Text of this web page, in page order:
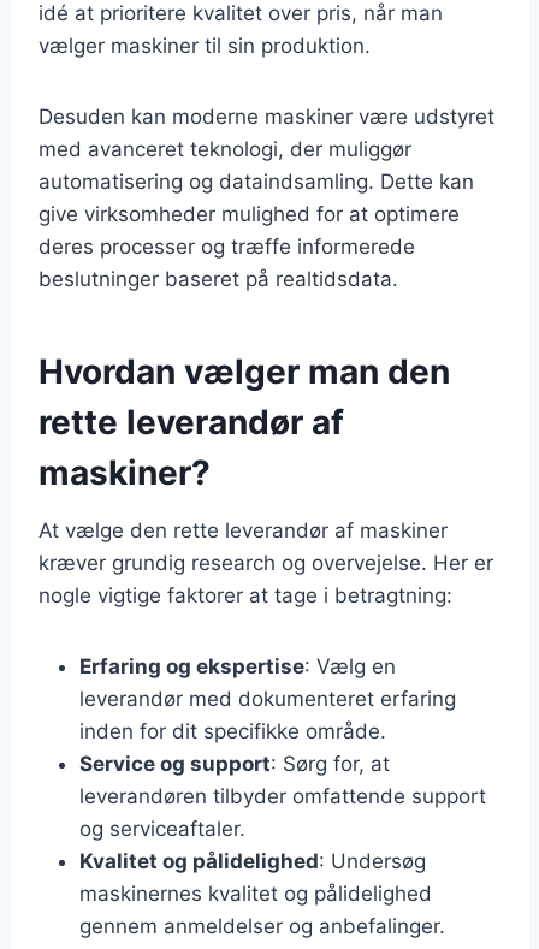
idé at prioritere kvalitet over pris, når man
vælger maskiner til sin produktion.
Desuden kan moderne maskiner være udstyret
med avanceret teknologi, der muliggør
automatisering og dataindsamling. Dette kan
give virksomheder mulighed for at optimere
deres processer og træffe informerede
beslutninger baseret på realtidsdata.
Hvordan vælger man den
rette leverandør af
maskiner?
At vælge den rette leverandør af maskiner
kræver grundig research og overvejelse. Her er
nogle vigtige faktorer at tage i betragtning:
Erfaring og ekspertise: Vælg en
leverandør med dokumenteret erfaring
inden for dit specifikke område.
Service og support: Sørg for, at
leverandøren tilbyder omfattende support
og serviceaftaler.
Kvalitet og pålidelighed: Undersøg
maskinernes kvalitet og pålidelighed
gennem anmeldelser og anbefalinger.